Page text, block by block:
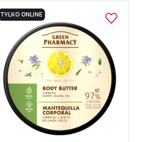
TYLKO ONLINE